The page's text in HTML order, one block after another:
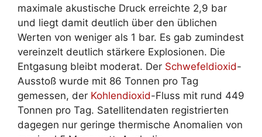
maximale akustische Druck erreichte 2,9 bar
und liegt damit deutlich über den üblichen
Werten von weniger als 1 bar. Es gab zumindest
vereinzelt deutlich stärkere Explosionen. Die
Entgasung bleibt moderat. Der Schwefeldioxid-
Ausstoß wurde mit 86 Tonnen pro Tag
gemessen, der Kohlendioxid-Fluss mit rund 449
Tonnen pro Tag. Satellitendaten registrierten
dagegen nur geringe thermische Anomalien von